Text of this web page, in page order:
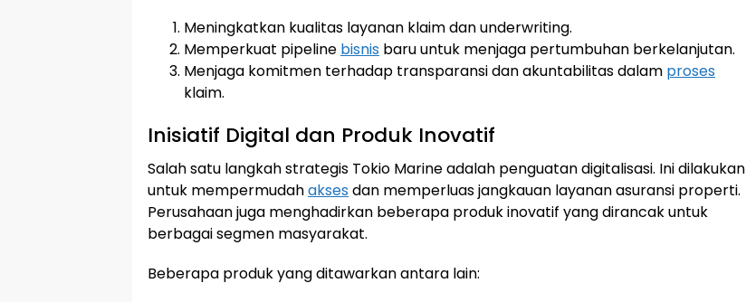
Meningkatkan kualitas layanan klaim dan underwriting.
Memperkuat pipeline bisnis baru untuk menjaga pertumbuhan berkelanjutan.
Menjaga komitmen terhadap transparansi dan akuntabilitas dalam proses
klaim.
Inisiatif Digital dan Produk Inovatif
Salah satu langkah strategis Tokio Marine adalah penguatan digitalisasi. Ini dilakukan
untuk mempermudahakses dan memperluas jangkauan layanan asuransi properti.
Perusahaan juga menghadirkan beberapa produk inovatif yang dirancak untuk
berbagai segmen masyarakat.
Beberapa produk yang ditawarkan antara lain: